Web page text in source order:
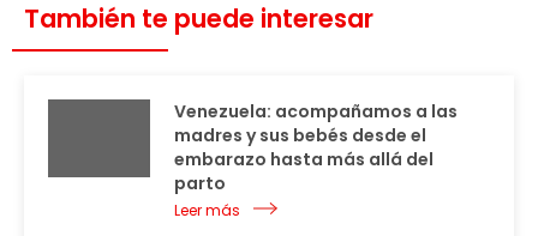
También te puede interesar
Venezuela: acompañamos a las
madres y sus bebés desde el
embarazo hasta más allá del
parto
Leer más